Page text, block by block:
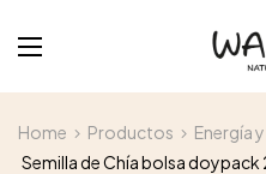
Home Productos
Energía
Semilla de Chía bolsa